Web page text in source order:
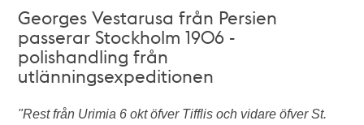
Georges Vestarusa från Persien
passerar Stockholm 1906 -
polishandling från
utlänningsexpeditionen
"Rest från Urimia 6 okt öfver Tifflis och vidare öfver St.